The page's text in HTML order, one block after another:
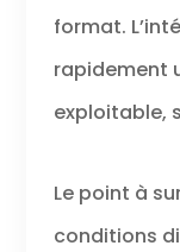
format.
rapidement
exploitable,
Le point à
conditions